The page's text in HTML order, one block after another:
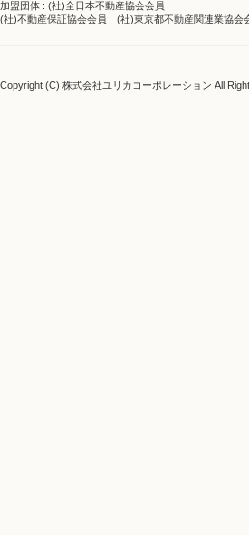
加盟団体 : (社)全日本不動産協会会員
(社)不動産保証協会会員 (社)東京都不動産関連業協会
Copyright (C) 株式会社ユリカコーポレーション All